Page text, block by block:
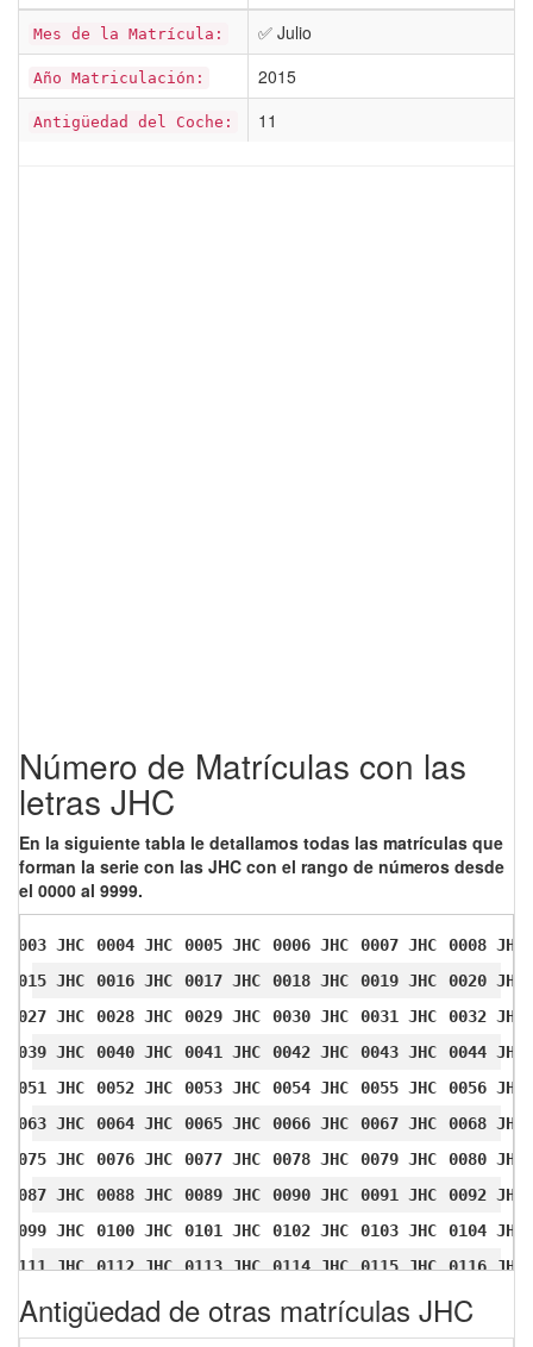
Mes de la Matrícula: ✅ Julio
Año Matriculación: 2015
Antigüedad del Coche: 11
Número de Matrículas con las
letras JHC
En la siguiente tabla le detallamos todas las matrículas que
forman la serie con las JHC con el rango de números desde
el 0000 al 9999.
0003 JHC 0004 JHC 0005 JHC 0006 JHC 0007 JHC
0008 JHC
0015 JHC
0016 JHC 0017 JHC 0018 JHC 0019 JHC
0020 JHC
0027 JHC
0028 JHC 0029 JHC 0030 JHC 0031 JHC
0032 JHC
0039 JHC
0040 JHC 0041 JHC 0042 JHC 0043 JHC
0044 JHC
0051 JHC
0052 JHC 0053 JHC 0054 JHC 0055 JHC
0056 JHC
0063 JHC
0064 JHC 0065 JHC 0066 JHC 0067 JHC
0068 JHC
0075 JHC
0076 JHC 0077 JHC 0078 JHC 0079 JHC
0080 JHC
0087 JHC
0088 JHC 0089 JHC 0090 JHC 0091 JHC
0092 JHC
0099 JHC
0100 JHC 0101 JHC 0102 JHC 0103 JHC
0104 JHC
0111 JHC
0112 JHC 0113 JHC 0114 JHC 0115 JHC
0116 JHC
0123 JHC
0124 JHC 0125 JHC 0126 JHC 0127 JHC
0128 JHC
0135 JHC
0136 JHC 0137 JHC 0138 JHC 0139 JHC
0140 JHC
Antigüedad de otras matrículas JHC